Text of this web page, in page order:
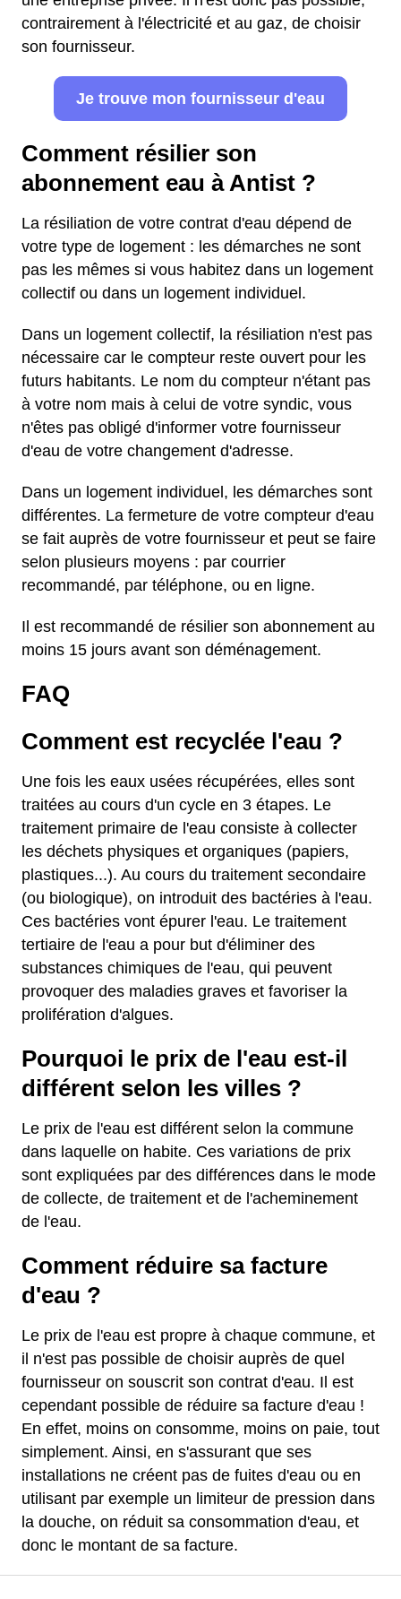
contrairement à l'électricité et au gaz, de choisir
son fournisseur.
Je trouve mon fournisseur d'eau
Comment résilier son
abonnement eau à Antist ?
La résiliation de votre contrat d'eau dépend de
votre type de logement : les démarches ne sont
pas les mêmes si vous habitez dans un logement
collectif ou dans un logement individuel.
Dans un logement collectif, la résiliation n'est pas
nécessaire car le compteur reste ouvert pour les
futurs habitants. Le nom du compteur n'étant pas
à votre nom mais à celui de votre syndic, vous
n'êtes pas obligé d'informer votre fournisseur
d'eau de votre changement d'adresse.
Dans un logement individuel, les démarches sont
différentes. La fermeture de votre compteur d'eau
se fait auprès de votre fournisseur et peut se faire
selon plusieurs moyens : par courrier
recommandé, par téléphone, ou en ligne.
Il est recommandé de résilier son abonnement au
moins 15 jours avant son déménagement.
FAQ
Comment est recyclée l'eau ?
Une fois les eaux usées récupérées, elles sont
traitées au cours d'un cycle en 3 étapes. Le
traitement primaire de l'eau consiste à collecter
les déchets physiques et organiques (papiers,
plastiques...). Au cours du traitement secondaire
(ou biologique), on introduit des bactéries à l'eau.
Ces bactéries vont épurer l'eau. Le traitement
tertiaire de l'eau a pour but d'éliminer des
substances chimiques de l'eau, qui peuvent
provoquer des maladies graves et favoriser la
prolifération d'algues.
Pourquoi le prix de l'eau est-il
différent selon les villes ?
Le prix de l'eau est différent selon la commune
dans laquelle on habite. Ces variations de prix
sont expliquées par des différences dans le mode
de collecte, de traitement et de l'acheminement
de l'eau.
Comment réduire sa facture
d'eau ?
Le prix de l'eau est propre à chaque commune, et
il n'est pas possible de choisir auprès de quel
fournisseur on souscrit son contrat d'eau. Il est
cependant possible de réduire sa facture d'eau !
En effet, moins on consomme, moins on paie, tout
simplement. Ainsi, en s'assurant que ses
installations ne créent pas de fuites d'eau ou en
utilisant par exemple un limiteur de pression dans
la douche, on réduit sa consommation d'eau, et
donc le montant de sa facture.